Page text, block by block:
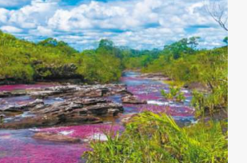
D’UN
NAVIRE
SHELL
CONTRE
LES
EXTRACTIONS
DE
PÉTROLE